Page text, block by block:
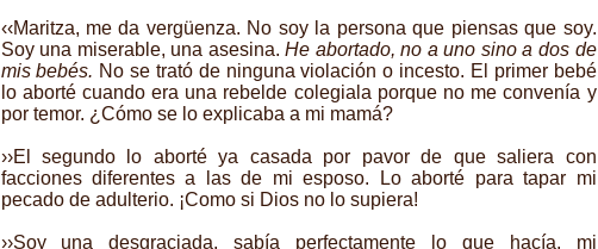
‹‹Maritza, me da vergüenza. No soy la persona que piensas que soy.
Soy una miserable, una asesina.He abortado, no a uno sino a dos de
mis bebés. No se trató de ninguna violación o incesto. El primer bebé
lo aborté cuando era una rebelde colegiala porque no me convenía y
por temor. ¿Cómo se lo explicaba a mi mamá?
››El segundo lo aborté ya casada por pavor de que saliera con
facciones diferentes a las de mi esposo. Lo aborté para tapar mi
pecado de adulterio. ¡Como si Dios no lo supiera!
››Soy una desgraciada, sabía perfectamente lo que hacía, mi